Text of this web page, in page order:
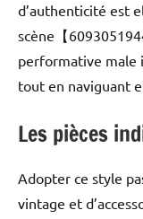
d’authenticité est
scène【
performative male
tout en naviguant
Les pièces
Adopter ce style
vintage et